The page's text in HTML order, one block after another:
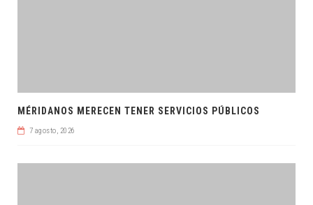
MÉRIDANOS MERECEN TENER SERVICIOS PÚBLICOS
7 agosto, 2026